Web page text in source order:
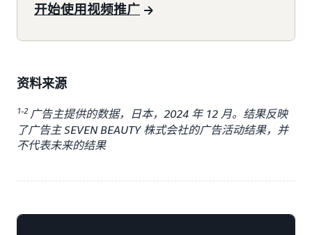
开始使用视频推广
资料来源
1-2 广告主提供的数据，日本，2024 年 12 月。结果反映
了广告主 SEVEN BEAUTY 株式会社的广告活动结果，并
不代表未来的结果